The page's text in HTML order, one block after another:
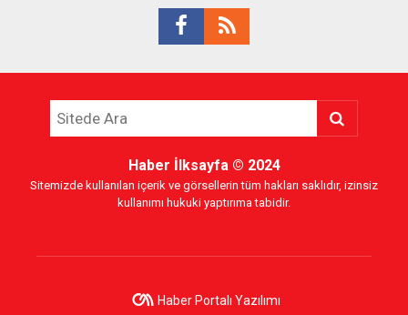
Haber İlksayfa© 2024
Sitemizde kullanılan içerik ve görsellerin tüm hakları saklıdır, izinsiz
kullanımı hukuki yaptırıma tabidir.
Haber Portalı Yazılımı